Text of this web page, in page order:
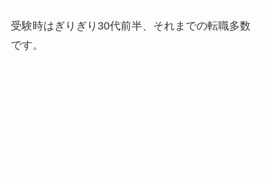
受験時はぎりぎり30代前半、それまでの転職多数
です。